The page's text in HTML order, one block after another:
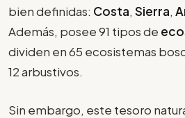
bien definidas: Costa, Sierra,
Además, posee 91 tipos de
dividen en 65 ecosistemas
12 arbustivos.
Sin embargo, este tesoro